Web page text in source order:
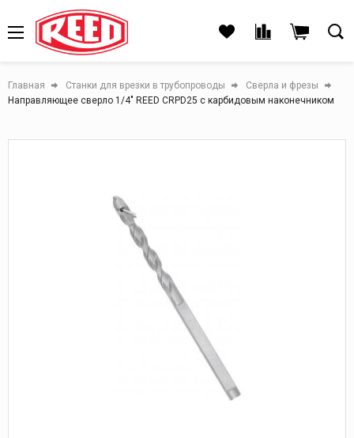
Главная Станки для врезки в трубопроводы
Сверла и фрезы
Направляющее сверло 1/4" REED CRPD25 с карбидовым наконечником